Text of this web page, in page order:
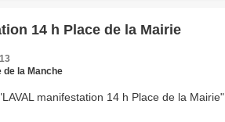
14 h Place de la Mairie
la Manche